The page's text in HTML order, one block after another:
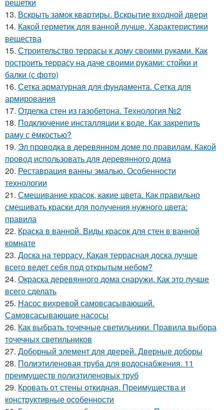
решетки
13. Вскрыть замок квартиры. Вскрытие входной двери
14. Какой герметик для ванной лучше. Характеристики
вещества
15. Строительство террасы к дому своими руками. Как
построить террасу на даче своими руками: стойки и
балки (с фото)
16. Сетка арматурная для фундамента. Сетка для
армирования
17. Отделка стен из газобетона. Технология №2
18. Подключение инсталляции к воде. Как закрепить
раму с ёмкостью?
19. Эл проводка в деревянном доме по правилам. Какой
провод использовать для деревянного дома
20. Реставрация ванны эмалью. Особенности
технологии
21. Смешивание красок, какие цвета. Как правильно
смешивать краски для получения нужного цвета:
правила
22. Краска в ванной. Виды красок для стен в ванной
комнате
23. Доска на террасу. Какая террасная доска лучше
всего ведет себя под открытым небом?
24. Окраска деревянного дома снаружи. Как это лучше
всего сделать
25. Насос вихревой самовсасывающий.
Самовсасывающие насосы
26. Как выбрать точечные светильники. Правила выбора
точечных светильников
27. Доборный элемент для дверей. Дверные доборы
28. Полиэтиленовая труба для водоснабжения. 11
преимуществ полиэтиленовых труб
29. Кровать от стены откидная. Преимущества и
конструктивные особенности